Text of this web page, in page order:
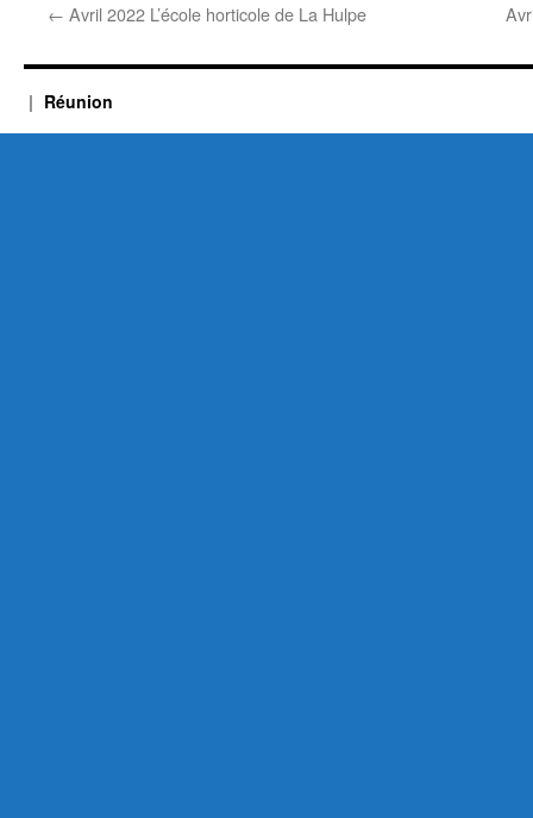
← Avril 2022 L’école horticole de La Hulpe
Réunion